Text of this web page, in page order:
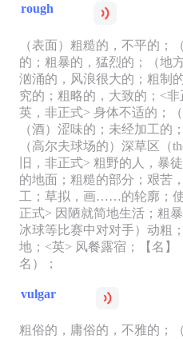
rough
（表面）粗糙的，不平的；
的；粗暴的，猛烈的；（地
汹涌的，风浪很大的；粗制
究的；粗略的，大致的；<
英，非正式> 身体不适的；
（酒）涩味的；未经加工的
（高尔夫球场的）深草区（
旧，非正式> 粗野的人，暴
的地面；粗糙的部分；艰
工；草拟，画……的轮廓；
正式> 因陋就简地生活；粗
冰球等比赛中对对手）动粗
地；<英> 风餐露宿；【名】
名）；
vulgar
粗俗的，庸俗的，不雅的；